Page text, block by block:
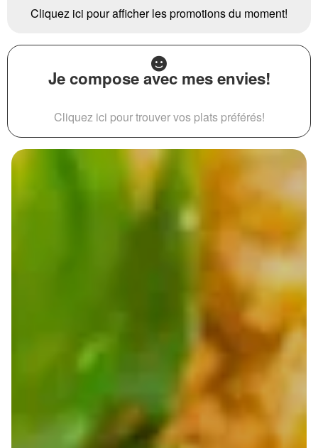
Cliquez ici pour afficher les promotions du moment!
Je compose avec mes envies!
Cliquez ici pour trouver vos plats préférés!